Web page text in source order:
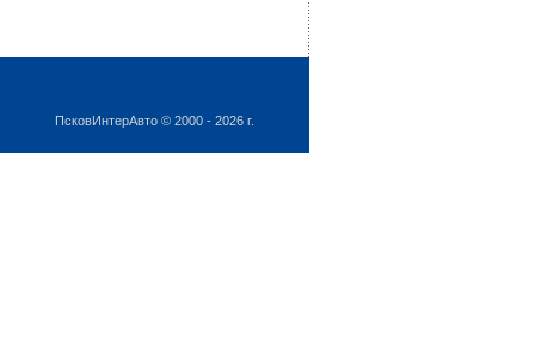
ПсковИнтерАвто © 2000 - 2026 г.